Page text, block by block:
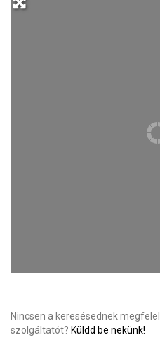
Nincsen a keresésednek
szolgáltatót? Küldd be nekünk!